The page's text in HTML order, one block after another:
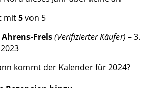
mit5von 5
Frels(Verifizierter Käufer) –3.
kommt der Kalender für 2024?